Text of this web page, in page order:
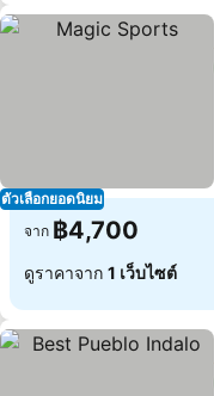
ตัวเลือกยอดนิยม
จาก ฿4,700
ดูราคาจาก 1 เว็บไซต์